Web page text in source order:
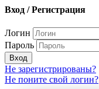
Вход / Регистрация
Логин
Пароль
Вход
Не зарегистрированы?
Не поните свой логин?